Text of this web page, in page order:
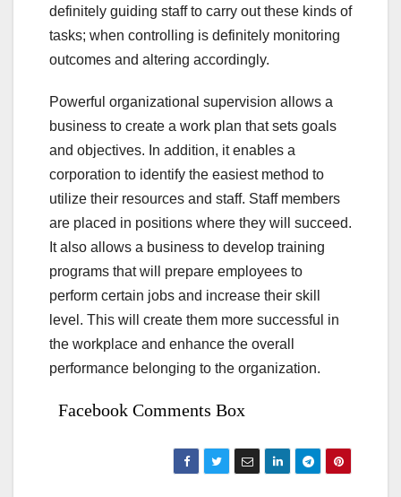
definitely guiding staff to carry out these kinds of
tasks; when controlling is definitely monitoring
outcomes and altering accordingly.
Powerful organizational supervision allows a
business to create a work plan that sets goals
and objectives. In addition, it enables a
corporation to identify the easiest method to
utilize their resources and staff. Staff members
are placed in positions where they will succeed.
It also allows a business to develop training
programs that will prepare employees to
perform certain jobs and increase their skill
level. This will create them more successful in
the workplace and enhance the overall
performance belonging to the organization.
Facebook Comments Box